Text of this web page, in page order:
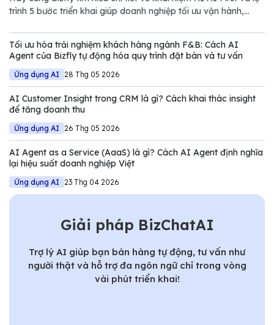
trình 5 bước triển khai giúp doanh nghiệp tối ưu vận hành,
Tối ưu hóa trải nghiệm khách hàng ngành F&B: Cách AI
Agent của Bizfly tự động hóa quy trình đặt bàn và tư vấn
Ứng dụng AI 28 Thg 05 2026
AI Customer Insight trong CRM là gì? Cách khai thác insight
để tăng doanh thu
Ứng dụng AI 26 Thg 05 2026
AI Agent as a Service (AaaS) là gì? Cách AI Agent định nghĩa
lại hiệu suất doanh nghiệp Việt
Ứng dụng AI 23 Thg 04 2026
Giải pháp BizChatAI
Trợ lý AI giúp bạn bán hàng tự động, tư vấn như
người thật và hỗ trợ đa ngôn ngữ chỉ trong vòng
vài phút triển khai!